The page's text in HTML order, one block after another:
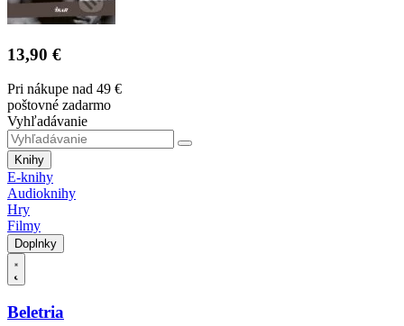
13,90 €
Pri nákupe nad 49 €
poštovné zadarmo
Vyhľadávanie
Knihy
E-knihy
Audioknihy
Hry
Filmy
Doplnky
Beletria